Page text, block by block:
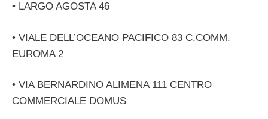
• LARGO AGOSTA 46
• VIALE DELL’OCEANO PACIFICO 83 C.COMM.
EUROMA 2
• VIA BERNARDINO ALIMENA 111 CENTRO
COMMERCIALE DOMUS